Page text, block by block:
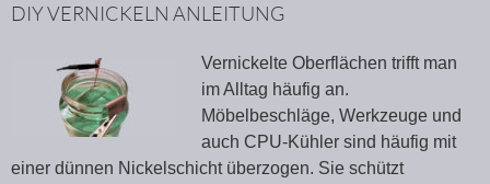
DIY VERNICKELN ANLEITUNG
Vernickelte Oberflächen trifft man
im Alltag häufig an.
Möbelbeschläge, Werkzeuge und
auch CPU-Kühler sind häufig mit
einer dünnen Nickelschicht überzogen. Sie schützt